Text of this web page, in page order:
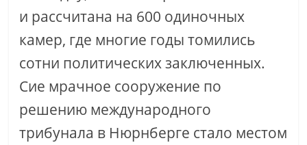
и рассчитана на 600 одиночных
камер, где многие годы томились
сотни политических заключенных.
Сие мрачное сооружение по
решению международного
трибунала в Нюрнберге стало местом